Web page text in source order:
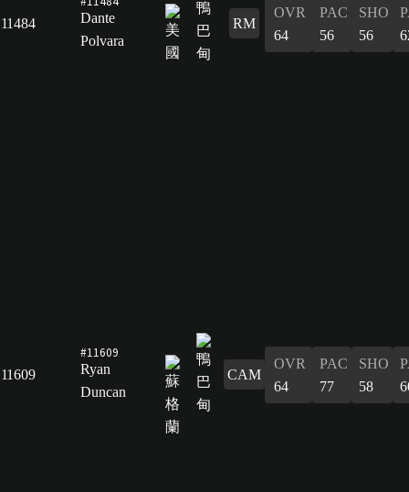
11484
Dante
Polvara
RM
OVR
64
PAC
56
SHO
56
11609
#11609
Ryan
Duncan
CAM
OVR
64
PAC
77
SHO
58